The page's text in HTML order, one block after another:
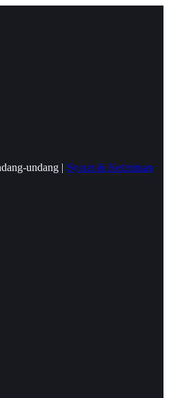
undang | Syarat & Ketentuan